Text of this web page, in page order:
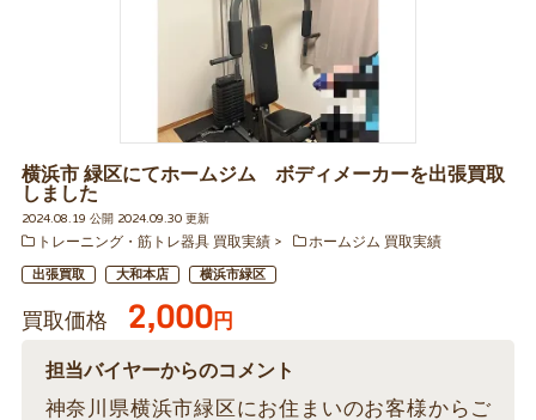
横浜市 緑区にてホームジム ボディメーカーを出張買取
しました
2024.08.19 公開 2024.09.30 更新
トレーニング・筋トレ器具 買取実績
ホームジム 買取実績
出張買取 大和本店 横浜市緑区
買取価格 2,000円
担当バイヤーからのコメント
神奈川県横浜市緑区にお住まいのお客様からご